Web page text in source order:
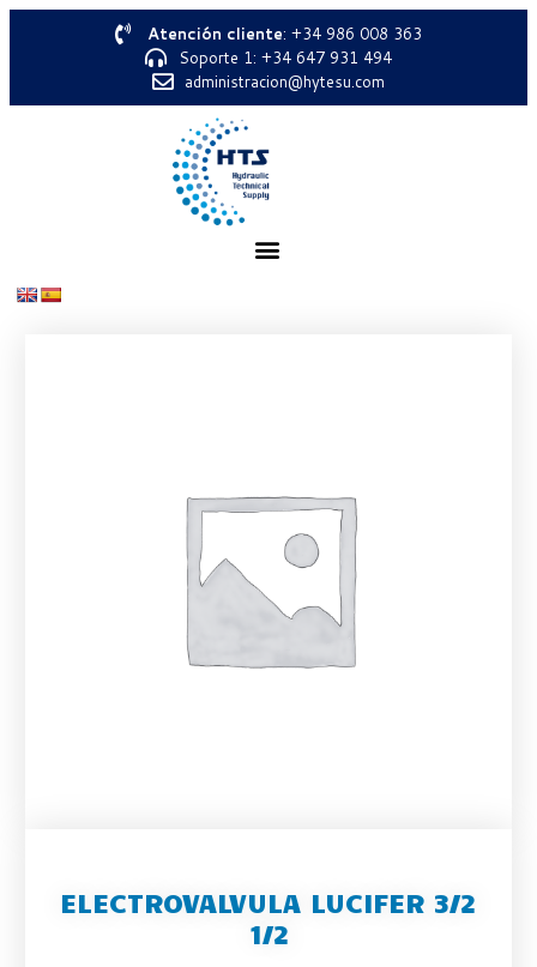
Atención cliente: +34 986 008 363
Soporte 1: +34 647 931 494
administracion@hytesu.com
ELECTROVALVULA LUCIFER 3/2
1/2